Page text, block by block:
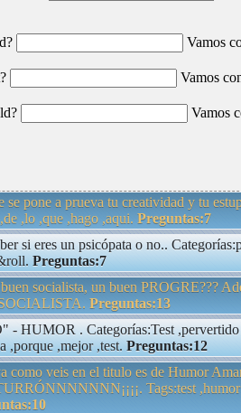
Vamos
Vamos
Vamos
se pone a prueva tu creatividad y tu
,lo ,que ,hago ,aqui. Preguntas:7
si eres un psicópata o no..
Preguntas:7
socialista, un buen PROGRE???
Preguntas:13
HUMOR . Categorías:Test ,pervertido
,porque ,mejor ,test. Preguntas:12
como veis en el titulo es de Humor
Tags:test